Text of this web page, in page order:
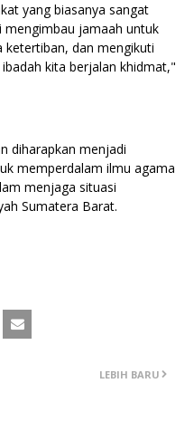
yang biasanya sangat
mengimbau jamaah untuk
dan mengikuti
kita berjalan khidmat,"
diharapkan menjadi
memperdalam ilmu agama
menjaga situasi
Sumatera Barat.
LEBIH BARU